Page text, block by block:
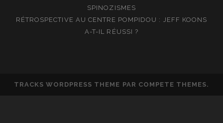
SPINOZISMES
RÉTROSPECTIVE AU CENTRE POMPIDOU : JEFF KOONS
A-T-IL RÉUSSI ?
TRACKS WORDPRESS THEME PAR COMPETE THEMES.